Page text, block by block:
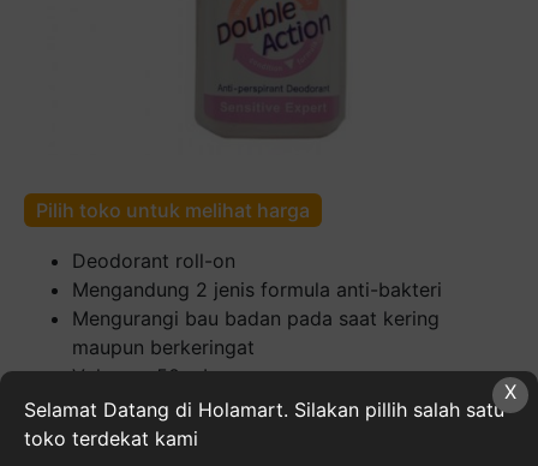
Pilih toko untuk melihat harga
Deodorant roll-on
Mengandung 2 jenis formula anti-bakteri
Mengurangi bau badan pada saat kering
maupun berkeringat
Volume : 50 mL
Kuantitas
Pucelle
X
Selamat Datang di Holamart. Silakan pillih salah satu
toko terdekat kami